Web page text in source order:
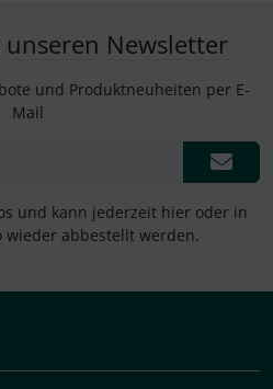
Newsletter
und Produktneuheiten per E-
Mail
und kann jederzeit hier oder in
wieder abbestellt werden.